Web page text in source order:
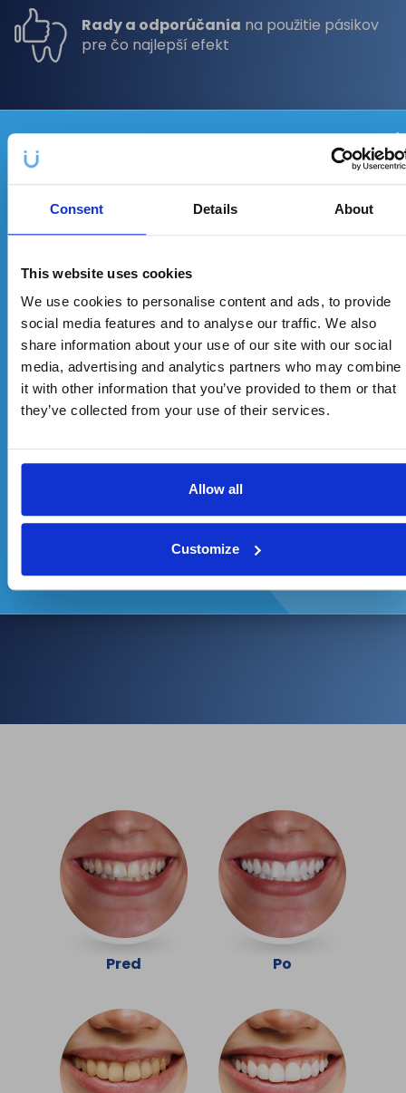
Consent Details About
This website uses cookies
We use cookies to personalise content and ads, to provide
social media features and to analyse our traffic. We also
share information about your use of our site with our social
media, advertising and analytics partners who may combine
it with other information that you’ve provided to them or that
they’ve collected from your use of their services.
Allow all
Customize
Rady a odporúčania na použitie pásikov
pre čo najlepší efekt
Pred Po
Každý mesiac môžete vyhrať3
produktyz našej ponuky!
Zadajte svoj e-mail a ste v hre.
reklamných oznámení